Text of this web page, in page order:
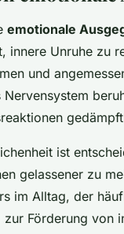
emotionale
innere Unruhe zu
und
ist
gelassener zu
im Alltag, der
Förderung von